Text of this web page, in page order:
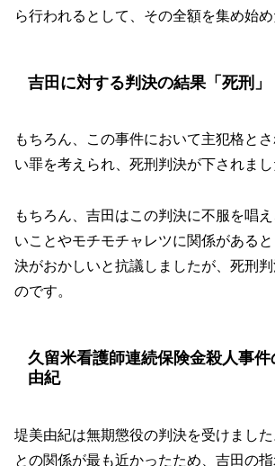
ら行われるとして、その全額を集め始め
吉田に対する判決の結果「死刑」
もちろん、この事件において主犯格と
い罪を考えられ、死刑判決が下されまし
もちろん、吉田はこの判決に不服を唱
いことやモチモチャレツに関係がある
決がおかしいと抗議しましたが、死刑
のです。
久留米看護師連続保険金殺人事
由紀
堤美由紀は無期懲役の判決を受けまし
との関係が最も近かったため、吉田の